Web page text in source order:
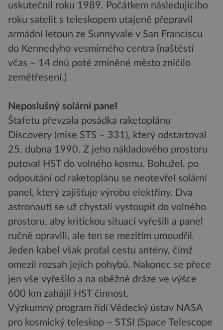
uskutečnil roku 1989. Počátkem následujícího
roku satelit s teleskopem utajeně přepravil
armádní letoun ze Sunnyvale v San Franciscu
do Kennedyho vesmírného centra (naštěstí
včas – 14 dnů poté zmíněné město zničilo
zemětřesení.)
Neposlušný solární panel
Štafetu převzala posádka raketoplánu
Discovery (mise STS – 331), který odstartoval
25. dubna 1990. Z jeho nákladového prostoru
putoval HST do volného kosmu. Bohužel, po
odpoutání od raketoplánu se neotevřel solární
panel, který zajišťuje výrobu elektřiny. Dva
astronauti se už chystali vystoupit do volného
prostoru, aby kritickou situaci vyřešili a panel
ručně opravili, ale ten se mezitím umoudřil.
Jeden kabel však proťal cestu antény, čímž
omezil rozsah jejích pohybů. Nakonec se přece
jen vše vyřešilo a na oběžné dráze ve výšce
600 km zahájil HST činnost.
Výzkumný program řídí Vědecký ústav NASA
pro kosmický teleskop – STSI (Space Telescope